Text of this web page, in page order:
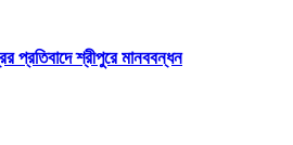
প্রতিবাদে শ্রীপুরে মানববন্ধন